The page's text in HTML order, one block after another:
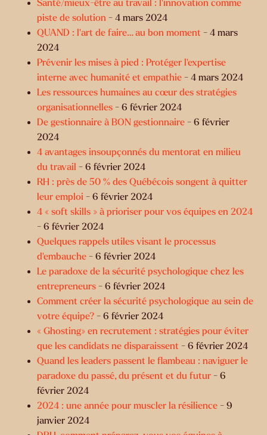
Santé/mieux-être au travail : l’innovation comme
piste de solution - 4 mars 2024
QUAND : l’art de faire… au bon moment - 4 mars
2024
Prévenir les mises à pied : Protéger l’expertise
interne avec humanité et empathie - 4 mars 2024
Les ressources humaines au cœur des stratégies
organisationnelles - 6 février 2024
De gestionnaire à BON gestionnaire - 6 février
2024
4 avantages insoupçonnés du mentorat en milieu
du travail - 6 février 2024
RH : près de 50 % des Québécois songent à quitter
leur emploi - 6 février 2024
4 « soft skills » à prioriser pour vos équipes en 2024
- 6 février 2024
Quelques rappels utiles visant le processus
d’embauche - 6 février 2024
Le paradoxe de la sécurité psychologique chez les
entrepreneurs - 6 février 2024
Comment créer la sécurité psychologique au sein de
votre équipe? - 6 février 2024
« Ghosting» en recrutement : stratégies pour éviter
que les candidats ne disparaissent - 6 février 2024
Quand les leaders passent le flambeau : naviguer le
paradoxe du passé, du présent et du futur - 6
février 2024
2024 : une année pour muscler la résilience - 9
janvier 2024